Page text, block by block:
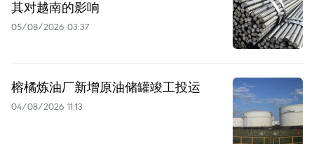
其对越南的影响
05/08/2026 03:37
榕橘炼油厂新增原油储罐竣工投运
04/08/2026 11:13